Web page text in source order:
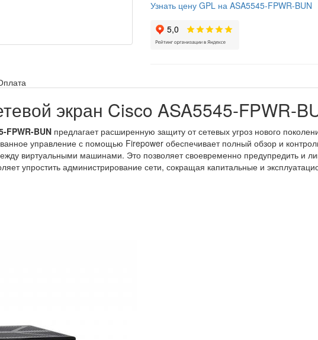
Узнать цену GPL на ASA5545-FPWR-BUN
экран Cisco ASA5545-FPWR-
FPWR-BUN предлагает расширенную защиту от сетевых угроз нового
управление с помощью Firepower обеспечивает полный обзор и
виртуальными машинами. Это позволяет своевременно предупредить и
упростить администрирование сети, сокращая капитальные и